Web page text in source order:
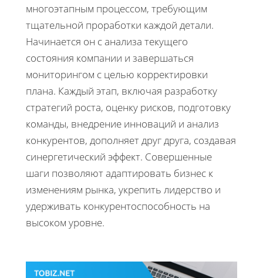
многоэтапным процессом, требующим
тщательной проработки каждой детали.
Начинается он с анализа текущего
состояния компании и завершаться
мониторингом с целью корректировки
плана. Каждый этап, включая разработку
стратегий роста, оценку рисков, подготовку
команды, внедрение инноваций и анализ
конкурентов, дополняет друг друга, создавая
синергетический эффект. Совершенные
шаги позволяют адаптировать бизнес к
изменениям рынка, укрепить лидерство и
удерживать конкурентоспособность на
высоком уровне.